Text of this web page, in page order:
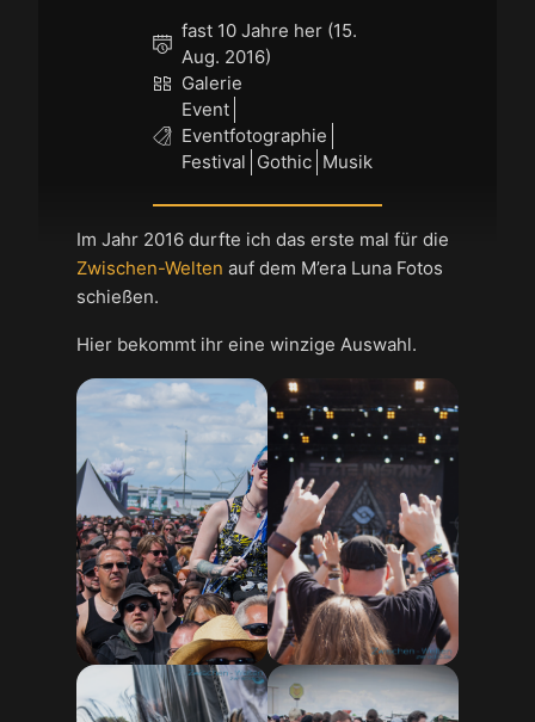
fast 10 Jahre her (15.
Aug. 2016)
Galerie
Event
Eventfotographie
Festival Gothic Musik
Im Jahr 2016 durfte ich das erste mal für die
Zwischen-Welten auf dem M’era Luna Fotos
schießen.
Hier bekommt ihr eine winzige Auswahl.